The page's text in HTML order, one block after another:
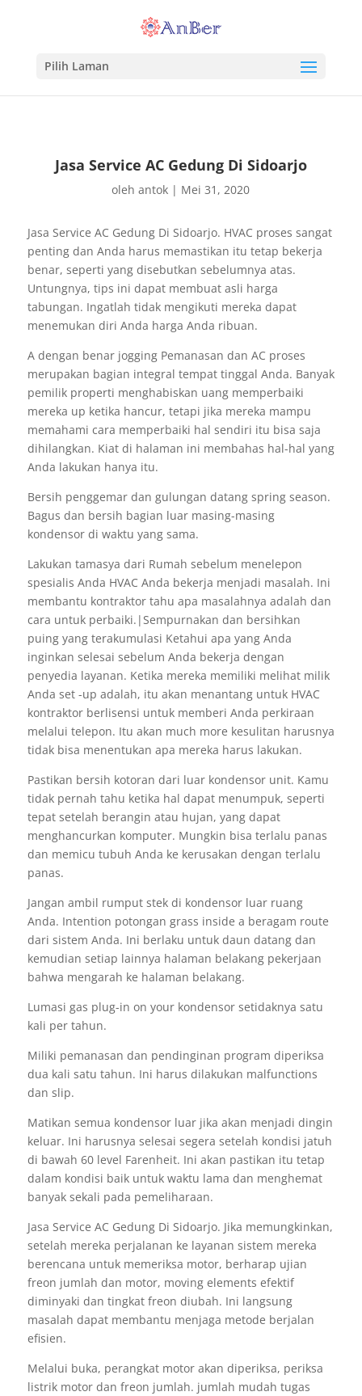
Pilih Laman
Jasa Service AC Gedung Di Sidoarjo
olehantok | Mei 31, 2020
Jasa Service AC Gedung Di Sidoarjo. HVAC proses sangat
penting dan Anda harus memastikan itu tetap bekerja
benar, seperti yang disebutkan sebelumnya atas.
Untungnya, tips ini dapat membuat asli harga
tabungan. Ingatlah tidak mengikuti mereka dapat
menemukan diri Anda harga Anda ribuan.
A dengan benar jogging Pemanasan dan AC proses
merupakan bagian integral tempat tinggal Anda. Banyak
pemilik properti menghabiskan uang memperbaiki
mereka up ketika hancur, tetapi jika mereka mampu
memahami cara memperbaiki hal sendiri itu bisa saja
dihilangkan. Kiat di halaman ini membahas hal-hal yang
Anda lakukan hanya itu.
Bersih penggemar dan gulungan datang spring season.
Bagus dan bersih bagian luar masing-masing
kondensor di waktu yang sama.
Lakukan tamasya dari Rumah sebelum menelepon
spesialis Anda HVAC Anda bekerja menjadi masalah. Ini
membantu kontraktor tahu apa masalahnya adalah dan
cara untuk perbaiki.|Sempurnakan dan bersihkan
puing yang terakumulasi Ketahui apa yang Anda
inginkan selesai sebelum Anda bekerja dengan
penyedia layanan. Ketika mereka memiliki melihat milik
Anda set -up adalah, itu akan menantang untuk HVAC
kontraktor berlisensi untuk memberi Anda perkiraan
melalui telepon. Itu akan much more kesulitan harusnya
tidak bisa menentukan apa mereka harus lakukan.
Pastikan bersih kotoran dari luar kondensor unit. Kamu
tidak pernah tahu ketika hal dapat menumpuk, seperti
tepat setelah berangin atau hujan, yang dapat
menghancurkan komputer. Mungkin bisa terlalu panas
dan memicu tubuh Anda ke kerusakan dengan terlalu
panas.
Jangan ambil rumput stek di kondensor luar ruang
Anda. Intention potongan grass inside a beragam route
dari sistem Anda. Ini berlaku untuk daun datang dan
kemudian setiap lainnya halaman belakang pekerjaan
bahwa mengarah ke halaman belakang.
Lumasi gas plug-in on your kondensor setidaknya satu
kali per tahun.
Miliki pemanasan dan pendinginan program diperiksa
dua kali satu tahun. Ini harus dilakukan malfunctions
dan slip.
Matikan semua kondensor luar jika akan menjadi dingin
keluar. Ini harusnya selesai segera setelah kondisi jatuh
di bawah 60 level Farenheit. Ini akan pastikan itu tetap
dalam kondisi baik untuk waktu lama dan menghemat
banyak sekali pada pemeliharaan.
Jasa Service AC Gedung Di Sidoarjo. Jika memungkinkan,
setelah mereka perjalanan ke layanan sistem mereka
berencana untuk memeriksa motor, berharap ujian
freon jumlah dan motor, moving elements efektif
diminyaki dan tingkat freon diubah. Ini langsung
masalah dapat membantu menjaga metode berjalan
efisien.
Melalui buka, perangkat motor akan diperiksa, periksa
listrik motor dan freon jumlah. jumlah mudah tugas